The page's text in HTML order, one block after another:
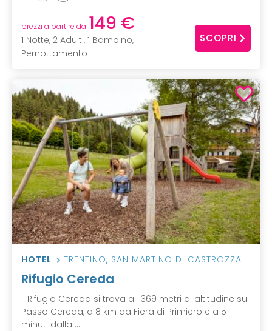
prezzi a partire da 149 €
1 Notte, 2 Adulti, 1 Bambino,
Pernottamento
SCOPRI
HOTEL TRENTINO, SAN MARTINO DI CASTROZZA
Rifugio Cereda
Il Rifugio Cereda si trova a 1.369 metri di altitudine sul
Passo Cereda, a 8 km da Fiera di Primiero e a 5
minuti dalla ...